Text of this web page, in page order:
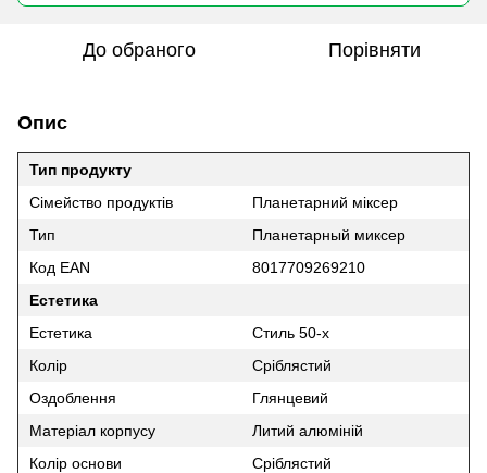
До обраного Порівняти
Опис
Тип продукту
Сімейство продуктів
Планетарний міксер
Тип
Планетарный миксер
Код EAN
8017709269210
Естетика
Естетика
Стиль 50-х
Колір
Сріблястий
Оздоблення
Глянцевий
Матеріал корпусу
Литий алюміній
Колір основи
Сріблястий